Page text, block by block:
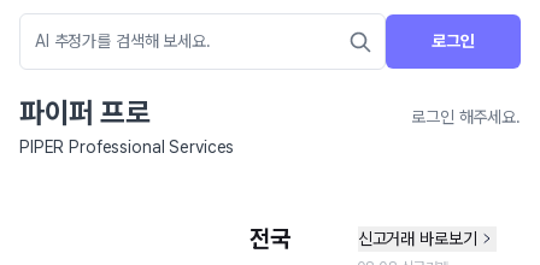
로그인
파이퍼 프로
로그인 해주세요.
PIPER Professional Services